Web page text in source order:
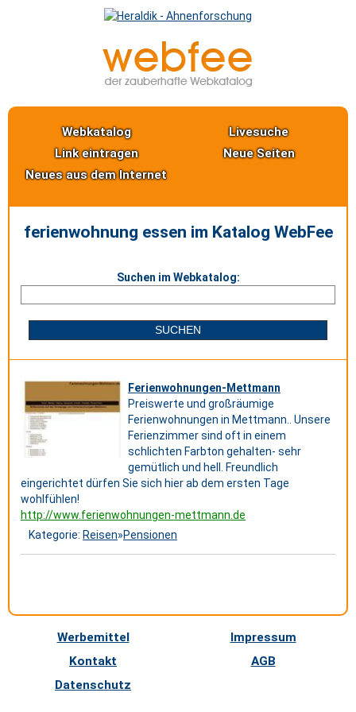
Webkatalog
Livesuche
Link eintragen
Neue Seiten
Neues aus dem Internet
ferienwohnung essen im Katalog WebFee
Suchen im Webkatalog:
Ferienwohnungen-Mettmann
Preiswerte und großräumige
Ferienwohnungen in Mettmann.. Unsere
Ferienzimmer sind oft in einem
schlichten Farbton gehalten- sehr
gemütlich und hell. Freundlich
eingerichtet dürfen Sie sich hier ab dem ersten Tage
wohlfühlen!
http://www.ferienwohnungen-mettmann.de
Kategorie: Reisen»Pensionen
Werbemittel
Impressum
Kontakt
AGB
Datenschutz